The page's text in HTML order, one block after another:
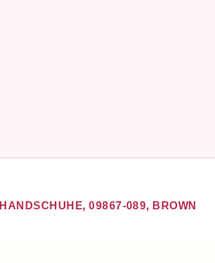
HANDSCHUHE, 09867-089, BROWN